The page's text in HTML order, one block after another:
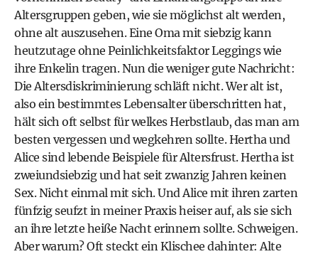
Altersgruppen geben, wie sie möglichst alt werden,
ohne alt auszusehen. Eine Oma mit siebzig kann
heutzutage ohne Peinlichkeitsfaktor Leggings wie
ihre Enkelin tragen. Nun die weniger gute Nachricht:
Die Altersdiskriminierung schläft nicht. Wer alt ist,
also ein bestimmtes Lebensalter überschritten hat,
hält sich oft selbst für welkes Herbstlaub, das man am
besten vergessen und wegkehren sollte. Hertha und
Alice sind lebende Beispiele für Altersfrust. Hertha ist
zweiundsiebzig und hat seit zwanzig Jahren keinen
Sex. Nicht einmal mit sich. Und Alice mit ihren zarten
fünfzig seufzt in meiner Praxis heiser auf, als sie sich
an ihre letzte heiße Nacht erinnern sollte. Schweigen.
Aber warum? Oft steckt ein Klischee dahinter: Alte